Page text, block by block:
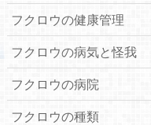
フクロウの健康管理
フクロウの病気と怪我
フクロウの病院
フクロウの種類